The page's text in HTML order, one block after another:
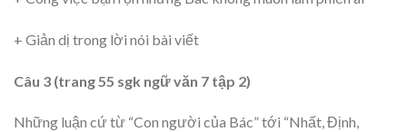
+ Giản dị trong lời nói bài viết
Câu 3 (trang 55 sgk ngữ văn 7 tập 2)
Những luận cứ từ “Con người của Bác” tới “Nhất, Định,